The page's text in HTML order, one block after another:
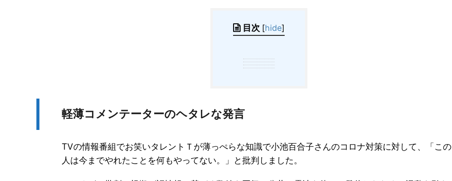
目次 [hide]
軽薄コメンテーターのヘタレな発言
TVの情報番組でお笑いタレントＴが薄っぺらな知識で小池百合子さんのコロナ対策に対して、「この
人は今までやれたことを何もやってない。」と批判しました。